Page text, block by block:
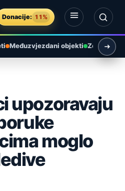
Donacije: 11%
Međuzvjezdani objekti Zemlja i
upozoravaju
moglo